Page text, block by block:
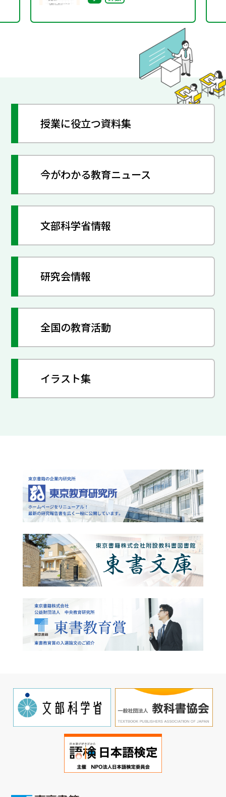
授業に役立つ資料集
今がわかる教育ニュース
文部科学省情報
研究会情報
全国の教育活動
イラスト集